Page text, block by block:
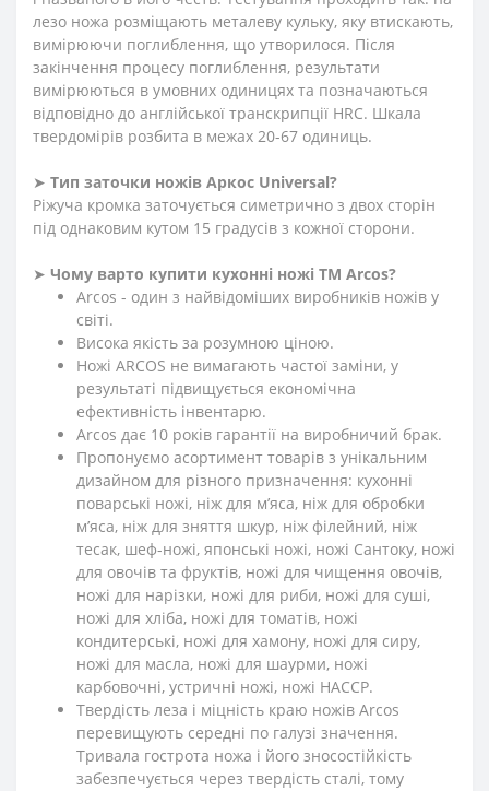
лезо ножа розміщають металеву кульку, яку втискають,
вимірюючи поглиблення, що утворилося. Після
закінчення процесу поглиблення, результати
вимірюються в умовних одиницях та позначаються
відповідно до англійської транскрипції HRC. Шкала
твердомірів розбита в межах 20-67 одиниць.
➤ Тип заточки ножів Аркос Universal?
Ріжуча кромка заточується симетрично з двох сторін
під однаковим кутом 15 градусів з кожної сторони.
➤ Чому варто купити кухонні ножі ТМ Arcos?
Arcos - один з найвідоміших виробників ножів у
світі.
Висока якість за розумною ціною.
Ножі ARCOS не вимагають частої заміни, у
результаті підвищується економічна
ефективність інвентарю.
Arcos дає 10 років гарантії на виробничий брак.
Пропонуємо асортимент товарів з унікальним
дизайном для різного призначення: кухонні
поварські ножі, ніж для м’яса, ніж для обробки
м’яса, ніж для зняття шкур, ніж філейний, ніж
тесак, шеф-ножі, японські ножі, ножі Сантоку, ножі
для овочів та фруктів, ножі для чищення овочів,
ножі для нарізки, ножі для риби, ножі для суші,
ножі для хліба, ножі для томатів, ножі
кондитерські, ножі для хамону, ножі для сиру,
ножі для масла, ножі для шаурми, ножі
карбовочні, устричні ножі, ножі HACCP.
Твердість леза і міцність краю ножів Arcos
перевищують середні по галузі значення.
Тривала гострота ножа і його зносостійкість
забезпечується через твердість сталі, тому